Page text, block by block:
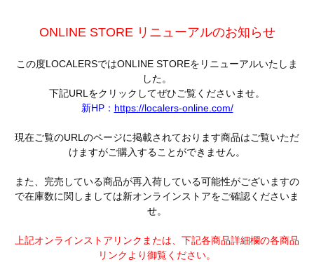
ONLINE STORE リニューアルのお知らせ
この度LOCALERSではONLINE STOREをリニューアルいたしま
した。
下記URLをクリックしてぜひご覧くださいませ。
新HP： https://localers-online.com/
現在ご覧のURLのページに掲載されております商品はご覧いただ
けますがご購入することができません。
また、完売している商品が再入荷している可能性がございますの
で在庫数に関しましては新オンラインストアをご確認くださいま
せ。
上記オンラインストアリンクまたは、下記各商品詳細欄の各商品
リンクより御覧ください。